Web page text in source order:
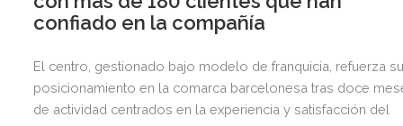
confiado en la compañía
El centro, gestionado bajo modelo de franquicia, refuerza
posicionamiento en la comarca barcelonesa tras doce
de actividad centrados en la experiencia y satisfacción del